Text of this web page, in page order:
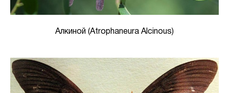
Алкиной (Atrophaneura Alcinous)